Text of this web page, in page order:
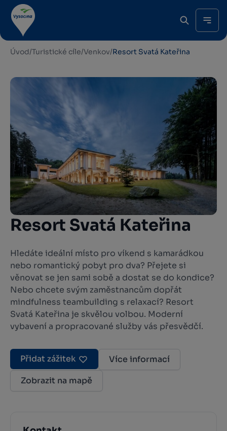
Úvod/Turistické cíle/Venkov/Resort Svatá Kateřina
Resort Svatá Kateřina
Hledáte ideální místo pro víkend s kamarádkou
nebo romantický pobyt pro dva? Přejete si
věnovat se jen sami sobě a dostat se do kondice?
Nebo chcete svým zaměstnancům dopřát
mindfulness teambuilding s relaxací? Resort
Svatá Kateřina je skvělou volbou. Moderní
vybavení a propracované služby vás přesvědčí.
Přidat zážitek
Více informací
Zobrazit na mapě